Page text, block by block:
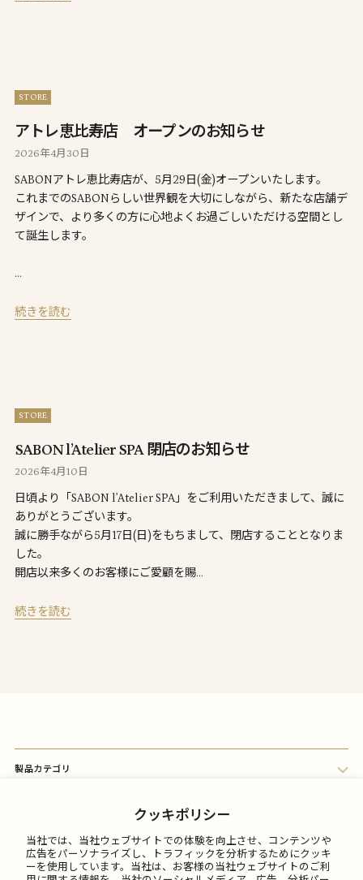
クッキポリシー
当社では、当社ウェブサイトでの体験を向上させ、コンテンツや
広告をパーソナライズし、トラフィックを分析するためにクッキ
ーを使用しています。当社は、お客様の当社ウェブサイトのご利
STORE
アトレ恵比寿店 オープンのお知らせ
2026年4月30日
SABONアトレ恵比寿店が、5月29日(金)オープンいたします。
これまでのSABONらしい世界観を大切にしながら、新たな店舗デ
ザインで、より多くの方に心地よくお過ごしいただける空間とし
て誕生します。
…
続きを読む
STORE
SABON l’Atelier SPA 閉店のお知らせ
2026年4月10日
日頃より「SABON l’Atelier SPA」をご利用いただきまして、誠に
ありがとうございます。
誠に勝手ながら5月17日(日)をもちまして、閉店することとなりま
した。
開店以来多くのお客様にご愛顧を賜…
続きを読む
製品カテゴリ
FAQ